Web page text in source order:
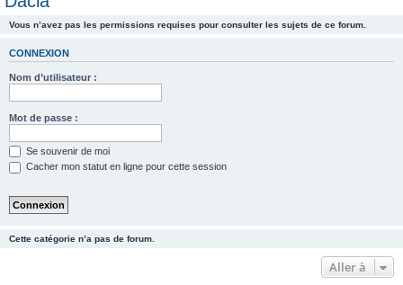
Vous n’avez pas les permissions requises pour consulter les sujets de ce forum.
CONNEXION
Nom d’utilisateur :
Mot de passe :
Se souvenir de moi
Cacher mon statut en ligne pour cette session
Cette catégorie n’a pas de forum.
Aller à